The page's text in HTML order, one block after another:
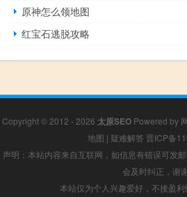
原神怎么领地图
红宝石逃脱攻略
Copyright © 2012 - 2026 太原SEOPowered by
地图 | 疑难解答 晋ICP备
声明：本站内容来自互联网，如信息有错误可发
会及时纠正，谢
本站仅为个人兴趣爱好，不接盈